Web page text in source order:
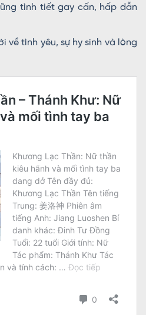
tình tiết gay cấn, hấp dẫn
về tình yêu, sự hy sinh và lòng